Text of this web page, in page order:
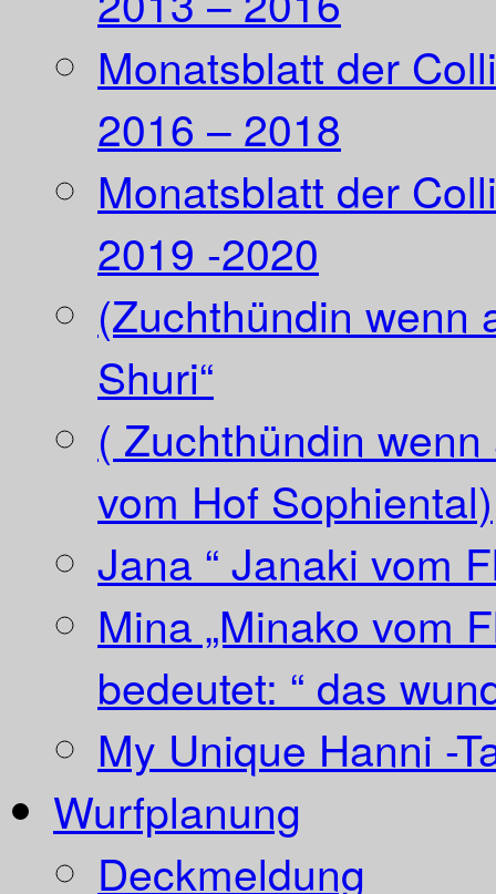
Monatsblatt der
2016 – 2018
Monatsblatt der
2019 -2020
(Zuchthündin wenn
Shuri“
( Zuchthündin
vom Hof Sophiental)
Jana “ Janaki vom
Mina „Minako vom
bedeutet: “ das
My Unique Hanni -
Wurfplanung
Deckmeldung